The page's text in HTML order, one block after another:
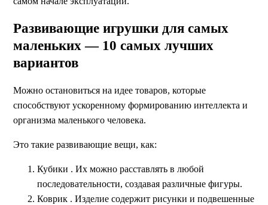
Развивающие игрушки для самых
маленьких — 10 самых лучших
вариантов
Можно остановиться на идее товаров, которые
способствуют ускоренному формированию интеллекта и
организма маленького человека.
Это такие развивающие вещи, как:
Кубики . Их можно расставлять в любой
последовательности, создавая различные фигуры.
Коврик . Изделие содержит рисунки и подвешенные